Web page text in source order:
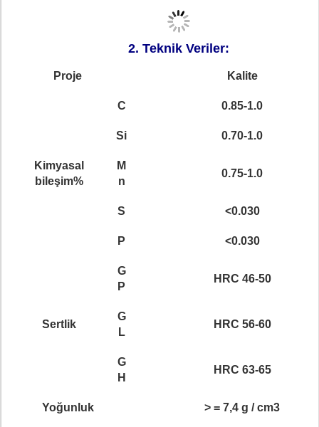
2. Teknik Veriler:
Proje Kalite
Kimyasal
bileşim%
C 0.85-1.0
Si 0.70-1.0
M
n
0.75-1.0
S <0.030
P <0.030
Sertlik
G
P
HRC 46-50
G
L
HRC 56-60
G
H
HRC 63-65
Yoğunluk > = 7,4 g / cm3